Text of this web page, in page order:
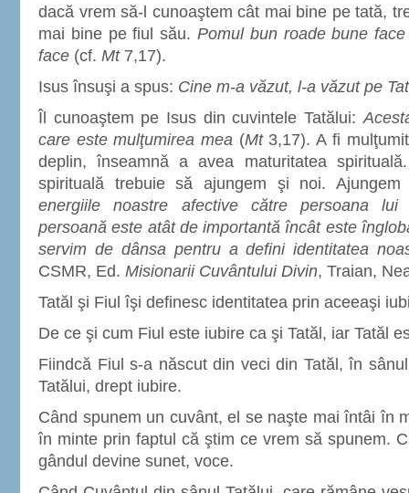
dacă vrem să-l cunoaştem cât mai bine pe tată,
mai bine pe fiul său. Pomul bun roade bune
face (cf. Mt 7,17).
Isus însuşi a spus: Cine m-a văzut, l-a văzut pe
Îl cunoaştem pe Isus din cuvintele Tatălui:
care este mulţumirea mea (Mt 3,17). A fi
deplin, înseamnă a avea maturitatea
spirituală trebuie să ajungem şi noi.
energiile noastre afective către persoana lui
persoană este atât de importantă încât este
servim de dânsa pentru a defini identitatea
CSMR, Ed. Misionarii Cuvântului Divin, Traian,
Tatăl şi Fiul îşi definesc identitatea prin aceeaşi
De ce şi cum Fiul este iubire ca şi Tatăl, iar Tatăl
Fiindcă Fiul s-a născut din veci din Tatăl, în
Tatălui, drept iubire.
Când spunem un cuvânt, el se naşte mai întâi în
în minte prin faptul că ştim ce vrem să spunem.
gândul devine sunet, voce.